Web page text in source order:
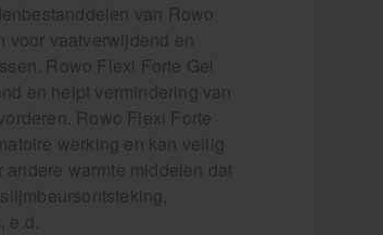
van Rowo
voor vaatverwijdend en
Rowo Flexi Forte Gel
en helpt vermindering van
Rowo Flexi Forte
werking en kan veilig
warmte middelen dat
e.d.